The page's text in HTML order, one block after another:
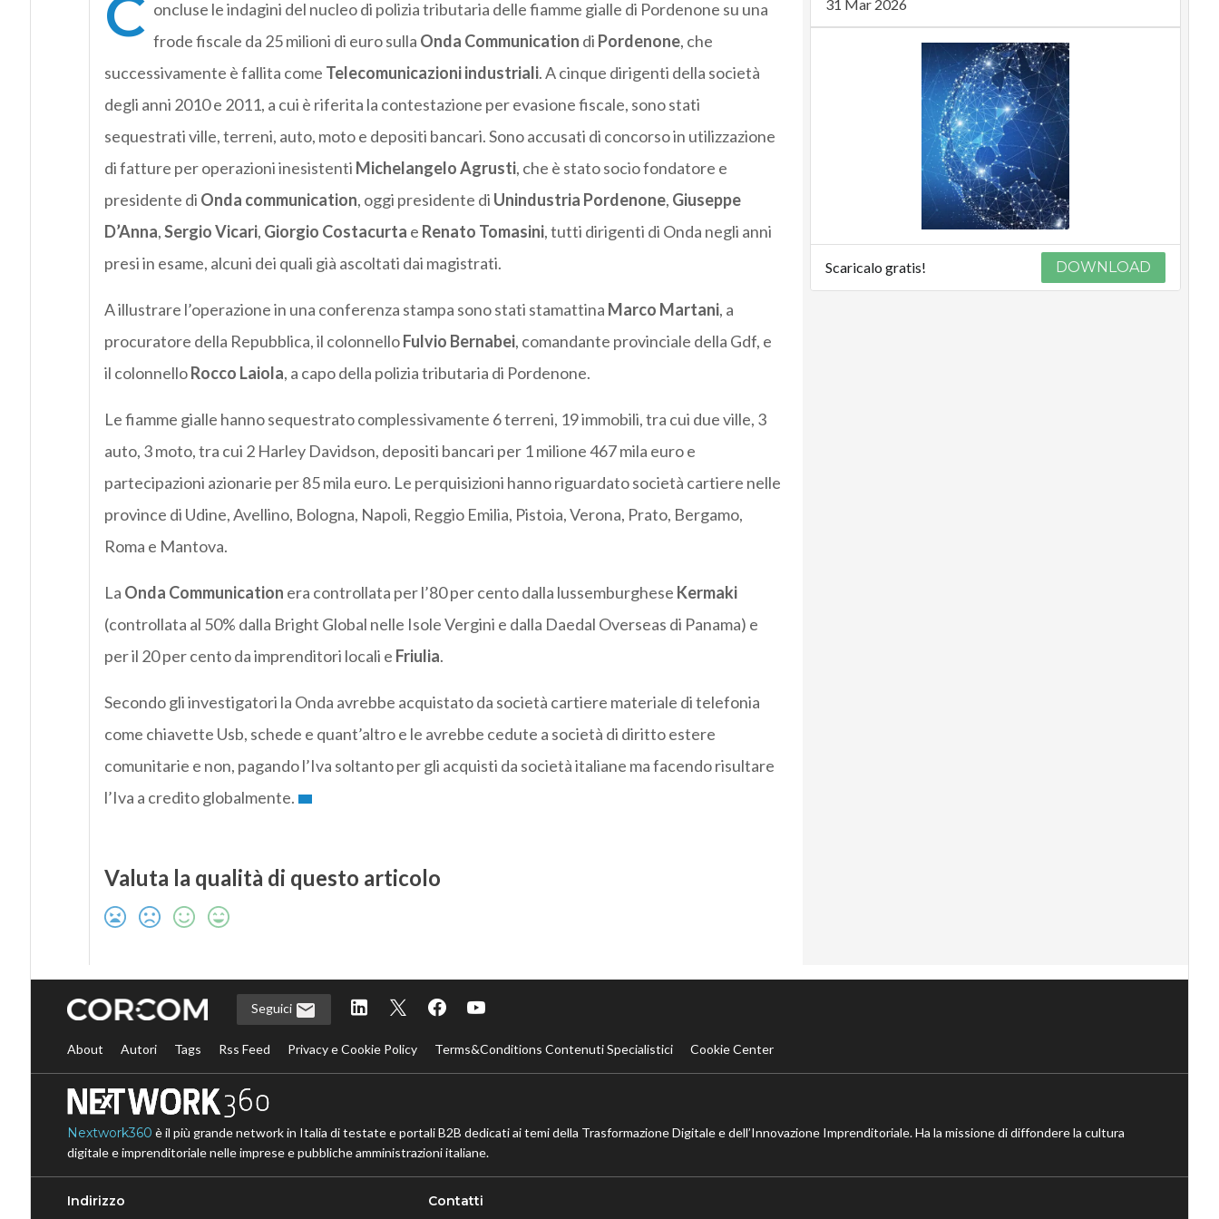
C oncluse le indagini del nucleo di polizia tributaria delle fiamme gialle di Pordenone su una
frode fiscale da 25 milioni di euro sulla Onda Communication di Pordenone, che
successivamente è fallita come Telecomunicazioni industriali. A cinque dirigenti della società
degli anni 2010 e 2011, a cui è riferita la contestazione per evasione fiscale, sono stati
sequestrati ville, terreni, auto, moto e depositi bancari. Sono accusati di concorso in utilizzazione
di fatture per operazioni inesistenti Michelangelo Agrusti, che è stato socio fondatore e
presidente di Onda communication, oggi presidente di Unindustria Pordenone, Giuseppe
D’Anna,Sergio Vicari, Giorgio Costacurta e Renato Tomasini, tutti dirigenti di Onda negli anni
presi in esame, alcuni dei quali già ascoltati dai magistrati.
A illustrare l’operazione in una conferenza stampa sono stati stamattina Marco Martani, a
procuratore della Repubblica, il colonnelloFulvio Bernabei, comandante provinciale della Gdf, e
il colonnelloRocco Laiola, a capo della polizia tributaria di Pordenone.
Le fiamme gialle hanno sequestrato complessivamente 6 terreni, 19 immobili, tra cui due ville, 3
auto, 3 moto, tra cui 2 Harley Davidson, depositi bancari per 1 milione 467 mila euro e
partecipazioni azionarie per 85 mila euro. Le perquisizioni hanno riguardato società cartiere nelle
province di Udine, Avellino, Bologna, Napoli, Reggio Emilia, Pistoia, Verona, Prato, Bergamo,
Roma e Mantova.
La Onda Communication era controllata per l’80 per cento dalla lussemburghese Kermaki
(controllata al 50% dalla Bright Global nelle Isole Vergini e dalla Daedal Overseas di Panama) e
per il 20 per cento da imprenditori locali e Friulia.
Secondo gli investigatori la Onda avrebbe acquistato da società cartiere materiale di telefonia
come chiavette Usb, schede e quant’altro e le avrebbe cedute a società di diritto estere
comunitarie e non, pagando l’Iva soltanto per gli acquisti da società italiane ma facendo risultare
l’Iva a credito globalmente.
Valuta la qualità di questo articolo
31 Mar 2026
Scaricalo gratis! DOWNLOAD
Seguici
About Autori Tags Rss Feed Privacy e Cookie Policy Terms&Conditions Contenuti Specialistici Cookie Center
Nextwork360 è il più grande network in Italia di testate e portali B2B dedicati ai temi della Trasformazione Digitale e dell’Innovazione Imprenditoriale. Ha la missione di diffondere la cultura
digitale e imprenditoriale nelle imprese e pubbliche amministrazioni italiane.
Indirizzo Contatti